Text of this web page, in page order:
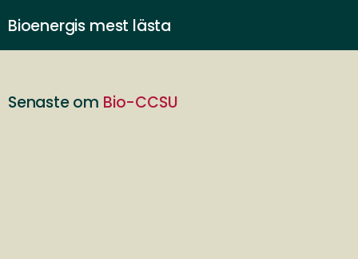
Bioenergis mest lästa
Senaste om Bio-CCSU